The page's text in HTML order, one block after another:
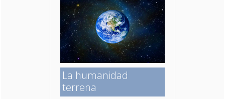
La humanidad
terrena